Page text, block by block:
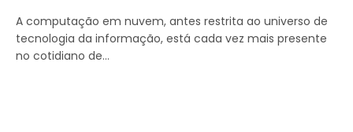
A computação em nuvem, antes restrita ao universo de
tecnologia da informação, está cada vez mais presente
no cotidiano de…